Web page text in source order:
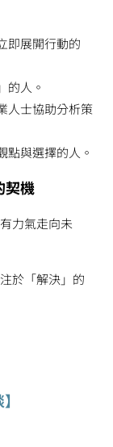
即展開行動的
的人。
人士協助分析策
點與選擇的人。
契機
力氣走向未
於「解決」的